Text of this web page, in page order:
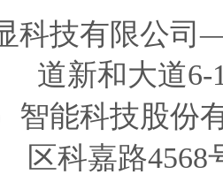
科技有限公
道新和大道6-
智能科技股
区科嘉路